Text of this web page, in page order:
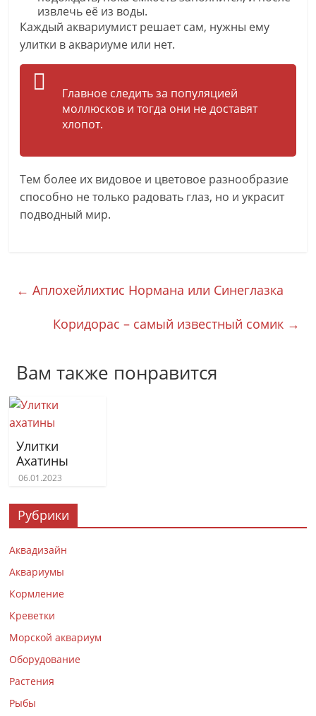
извлечь её из воды.
Каждый аквариумист решает сам, нужны ему
улитки в аквариуме или нет.
Главное следить за популяцией
моллюсков и тогда они не доставят
хлопот.
Тем более их видовое и цветовое разнообразие
способно не только радовать глаз, но и украсит
подводный мир.
← Аплохейлихтис Нормана или Синеглазка
Коридорас – самый известный сомик →
Вам также понравится
Улитки
Ахатины
06.01.2023
Рубрики
Аквадизайн
Аквариумы
Кормление
Креветки
Морской аквариум
Оборудование
Растения
Рыбы